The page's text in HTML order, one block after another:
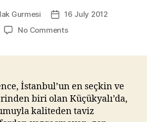
Gurmesi
Post16 July 2012
No Commentson
Yaşam
İstanbul’un en seçkin ve
biri olan Küçükyalı’da,
kaliteden taviz